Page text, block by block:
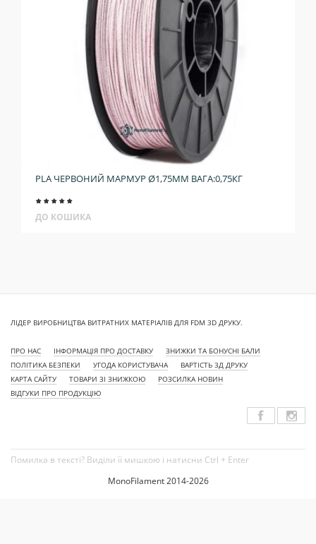
PLA ЧЕРВОНИЙ МАРМУР Ø1,75ММ ВАГА:0,75КГ
ДО КОШИКА
ЛІДЕР ВИРОБНИЦТВА ВИТРАТНИХ МАТЕРІАЛІВ ДЛЯ FDM 3D ДРУКУ.
ПРО НАС ІНФОРМАЦІЯ ПРО ДОСТАВКУ
ЗНИЖКИ ТА БОНУСНІ БАЛИ
ПОЛІТИКА БЕЗПЕКИ
УГОДА КОРИСТУВАЧА
ВАРТІСТЬ 3Д ДРУКУ
КАРТА САЙТУ
ТОВАРИ ЗІ ЗНИЖКОЮ
РОЗСИЛКА НОВИН
ВІДГУКИ ПРО ПРОДУКЦІЮ
Помилка в тексті? Виділи її мишкою і натисни Ctrl + Enter
MonoFilament 2014-2026